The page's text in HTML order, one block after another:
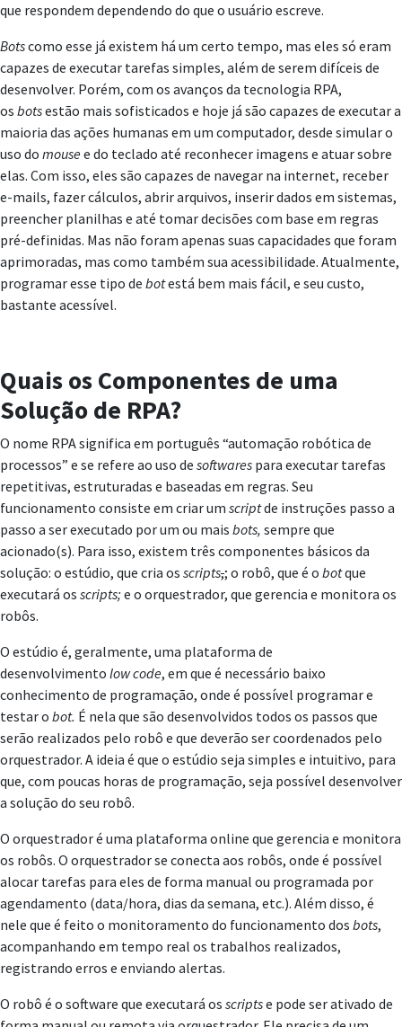
que respondem dependendo do que o usuário escreve.
Botscomo esse já existem há um certo tempo, mas eles só eram
capazes de executar tarefas simples, além de serem difíceis de
desenvolver. Porém, com os avanços da tecnologia RPA,
os botsestão mais sofisticados e hoje já são capazes de executar a
maioria das ações humanas em um computador, desde simular o
uso do mousee do teclado até reconhecer imagens e atuar sobre
elas. Com isso, eles são capazes de navegar na internet, receber
e-mails, fazer cálculos, abrir arquivos, inserir dados em sistemas,
preencher planilhas e até tomar decisões com base em regras
pré-definidas. Mas não foram apenas suas capacidades que foram
aprimoradas, mas como também sua acessibilidade. Atualmente,
programar esse tipo de botestá bem mais fácil, e seu custo,
bastante acessível.
Quais os Componentes de uma
Solução de RPA?
O nome RPA significa em português “automação robótica de
processos” e se refere ao uso de softwares para executar tarefas
repetitivas, estruturadas e baseadas em regras. Seu
funcionamento consiste em criar um scriptde instruções passo a
passo a ser executado por um ou mais bots, sempre que
acionado(s). Para isso, existem três componentes básicos da
solução: o estúdio, que cria os scripts,; o robô, que é o botque
executará os scripts; e o orquestrador, que gerencia e monitora os
robôs.
O estúdio é, geralmente, uma plataforma de
desenvolvimento low code, em que é necessário baixo
conhecimento de programação, onde é possível programar e
testar o bot. É nela que são desenvolvidos todos os passos que
serão realizados pelo robô e que deverão ser coordenados pelo
orquestrador. A ideia é que o estúdio seja simples e intuitivo, para
que, com poucas horas de programação, seja possível desenvolver
a solução do seu robô.
O orquestrador é uma plataforma online que gerencia e monitora
os robôs. O orquestrador se conecta aos robôs, onde é possível
alocar tarefas para eles de forma manual ou programada por
agendamento (data/hora, dias da semana, etc.). Além disso, é
nele que é feito o monitoramento do funcionamento dos bots,
acompanhando em tempo real os trabalhos realizados,
registrando erros e enviando alertas.
O robô é o software que executará os scriptse pode ser ativado de